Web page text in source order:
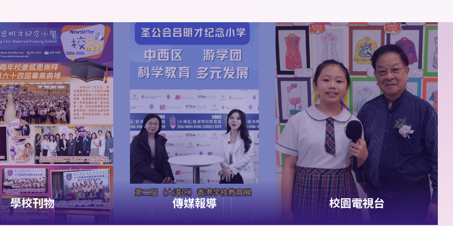
哲
季軍
1A董胤澤 2A 葉柏熙
2C張德山 2C 劉靖揚
男子 2018組4x100
米 殿軍
6A范安然 6A羅彤
欣6B 薛雅心6C羅曉
潼
女子2015組4x100
米 殿軍
學校刊物 傳媒報導 校園電視台